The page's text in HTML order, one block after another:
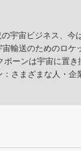
宇宙ビジネス、今
輸送のためのロケ
ボーンは宇宙に置き
さまざまな人・企